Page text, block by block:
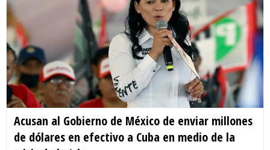
Acusan al Gobierno de México de enviar millones
de dólares en efectivo a Cuba en medio de la